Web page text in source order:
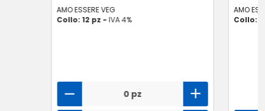
AMO ESSERE VEG
Collo: 12 pz - IVA 4%
0 pz
AMO
Collo: